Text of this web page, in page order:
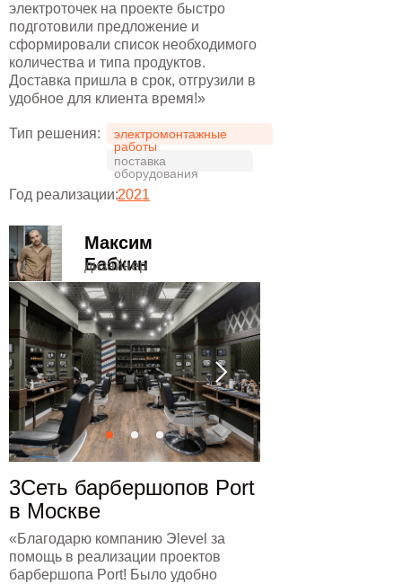
электроточек на проекте быстро
подготовили предложение и
сформировали список необходимого
количества и типа продуктов.
Доставка пришла в срок, отгрузили в
удобное для клиента время!»
Тип решения:
Год реализации:
электромонтажные
работы
поставка
оборудования
2021
Максим
Бабкин
дизайнер
3Сеть барбершопов Port
в Москве
«Благодарю компанию Эlevel за
помощь в реализации проектов
барбершопа Port! Было удобно